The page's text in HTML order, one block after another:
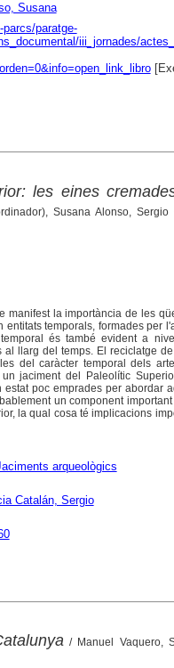
Susana
paratge-
iii_jornades/
les eines
Susana Alonso, Sergio
manifest la importància de les
temporals, formades per
és també evident a
llarg del temps. El reciclatge
del caràcter temporal dels
jaciment del Paleolític
poc emprades per abordar
un component
la qual cosa té implicacions
arqueològics
Catalán, Sergio
/ Manuel Vaquero,